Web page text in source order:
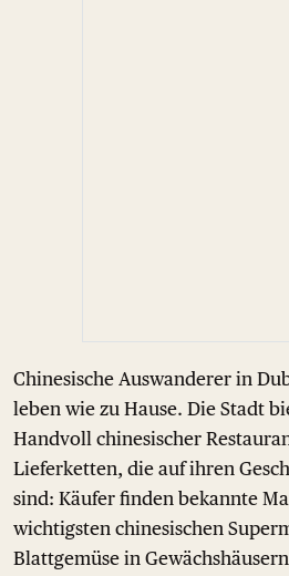
Chinesische Auswanderer in
leben wie zu Hause. Die Stadt
Handvoll chinesischer
Lieferketten, die auf ihren
sind: Käufer finden bekannte
wichtigsten chinesischen
Blattgemüse in